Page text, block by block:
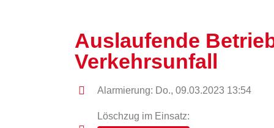
Auslaufende
Verkehrsunfall
Alarmierung: Do., 09.03.2023 13:54
Löschzug im Einsatz: